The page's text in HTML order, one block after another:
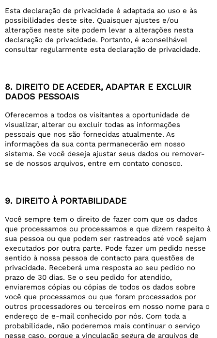
Esta declaração de privacidade é adaptada ao uso e às
possibilidades deste site. Quaisquer ajustes e/ou
alterações neste site podem levar a alterações nesta
declaração de privacidade. Portanto, é aconselhável
consultar regularmente esta declaração de privacidade.
8. DIREITO DE ACEDER, ADAPTAR E EXCLUIR
DADOS PESSOAIS
Oferecemos a todos os visitantes a oportunidade de
visualizar, alterar ou excluir todas as informações
pessoais que nos são fornecidas atualmente. As
informações da sua conta permanecerão em nosso
sistema. Se você deseja ajustar seus dados ou remover-
se de nossos arquivos, entre em contato conosco.
9. DIREITO À PORTABILIDADE
Você sempre tem o direito de fazer com que os dados
que processamos ou processamos e que dizem respeito à
sua pessoa ou que podem ser rastreados até você sejam
executados por outra parte. Pode fazer um pedido nesse
sentido à nossa pessoa de contacto para questões de
privacidade. Receberá uma resposta ao seu pedido no
prazo de 30 dias. Se o seu pedido for atendido,
enviaremos cópias ou cópias de todos os dados sobre
você que processamos ou que foram processados por
outros processadores ou terceiros em nosso nome para o
endereço de e-mail conhecido por nós. Com toda a
probabilidade, não poderemos mais continuar o serviço
nesse caso, porque a vinculação segura de arquivos de